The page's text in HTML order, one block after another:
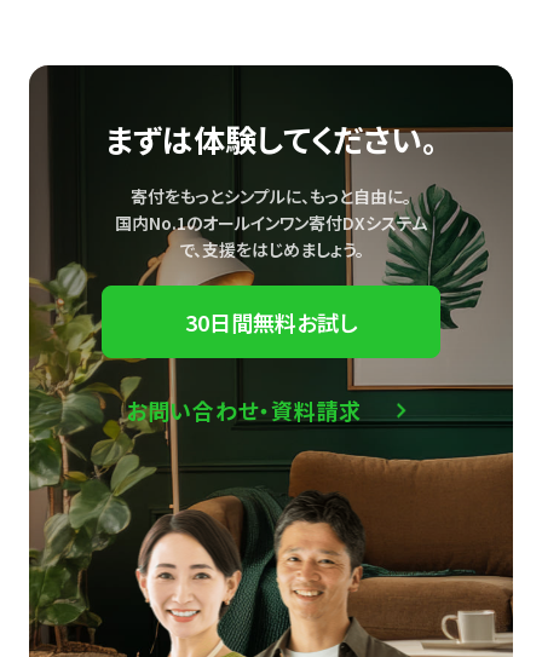
まずは体験してください。
寄付をもっとシンプルに、もっと自由に。
国内No.1のオールインワン寄付DXシステム
で、支援をはじめましょう。
30日間無料お試し
お問い合わせ・資料請求